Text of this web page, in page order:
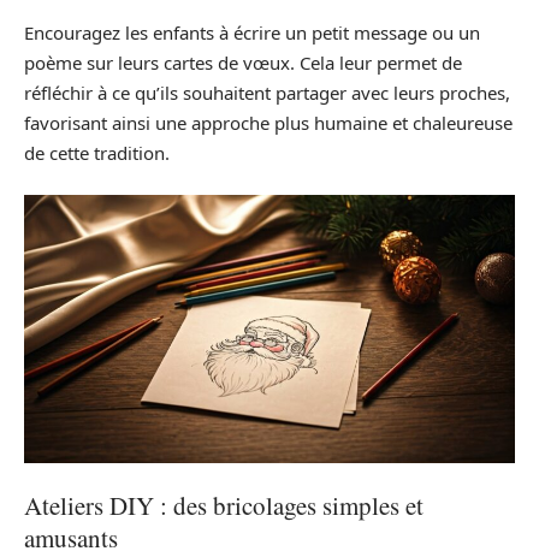
Encouragez les enfants à écrire un petit message ou un
poème sur leurs cartes de vœux. Cela leur permet de
réfléchir à ce qu’ils souhaitent partager avec leurs proches,
favorisant ainsi une approche plus humaine et chaleureuse
de cette tradition.
Ateliers DIY : des bricolages simples et
amusants